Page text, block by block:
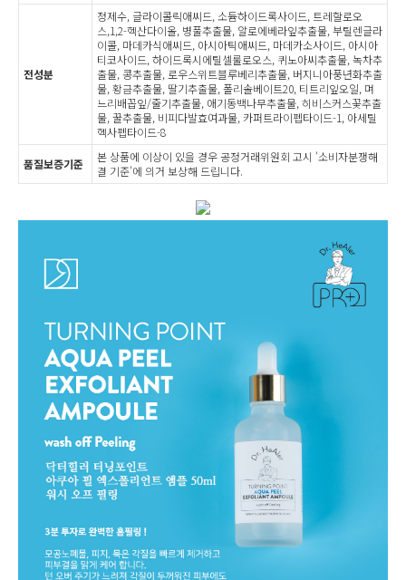
전성분
정제수, 글라이콜릭애씨드, 소듐하이드록사이드, 트레할로오
스,1,2-헥산다이올, 병풀추출물, 알로에베라잎추출물, 부틸렌글라
이콜, 마데카식애씨드, 아시아틱애씨드, 마데카소사이드, 아시아
티코사이드, 하이드록시에틸셀룰로오스, 퀴노아씨추출물, 녹차추
출물, 콩추출물, 로우스위트블루베리추출물, 버지니아풍년화추출
물, 황금추출물, 딸기추출물, 폴리솔베이트20, 티트리잎오일, 며
느리배꼽잎/줄기추출물, 애기동백나무추출물, 히비스커스꽃추출
물, 꿀추출물, 비피다발효여과물, 카퍼트라이펩타이드-1, 아세틸
헥사펩타이드-8
품질보증기준
본 상품에 이상이 있을 경우 공정거래위원회 고시 '소비자분쟁해
결 기준'에 의거 보상해 드립니다.